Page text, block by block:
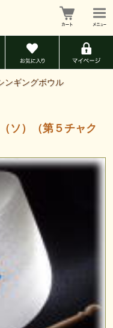
ンギングボウル
ソ）（第５チャク